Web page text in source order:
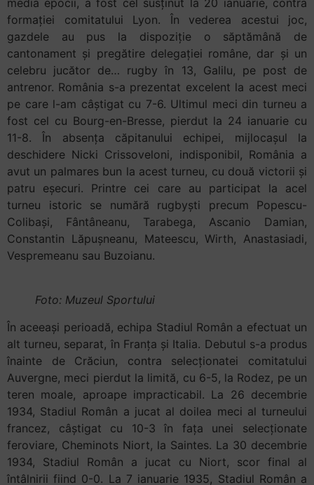
formației comitatului Lyon. În vederea acestui joc,
gazdele au pus la dispoziție o săptămână de
cantonament și pregătire delegației române, dar și un
celebru jucător de… rugby în 13, Galilu, pe post de
antrenor. România s-a prezentat excelent la acest meci
pe care l-am câștigat cu 7-6. Ultimul meci din turneu a
fost cel cu Bourg-en-Bresse, pierdut la 24 ianuarie cu
11-8. În absența căpitanului echipei, mijlocașul la
deschidere Nicki Crissoveloni, indisponibil, România a
avut un palmares bun la acest turneu, cu două victorii și
patru eșecuri. Printre cei care au participat la acel
turneu istoric se numără rugbyști precum Popescu-
Colibași, Fântâneanu, Tarabega, Ascanio Damian,
Constantin Lăpușneanu, Mateescu, Wirth, Anastasiadi,
Vespremeanu sau Buzoianu.
Foto: Muzeul Sportului
În aceeași perioadă, echipa Stadiul Român a efectuat un
alt turneu, separat, în Franța și Italia. Debutul s-a produs
înainte de Crăciun, contra selecționatei comitatului
Auvergne, meci pierdut la limită, cu 6-5, la Rodez, pe un
teren moale, aproape impracticabil. La 26 decembrie
1934, Stadiul Român a jucat al doilea meci al turneului
francez, câștigat cu 10-3 în fața unei selecționate
feroviare, Cheminots Niort, la Saintes. La 30 decembrie
1934, Stadiul Român a jucat cu Niort, scor final al
întâlnirii fiind 0-0. La 7 ianuarie 1935, Stadiul Român a